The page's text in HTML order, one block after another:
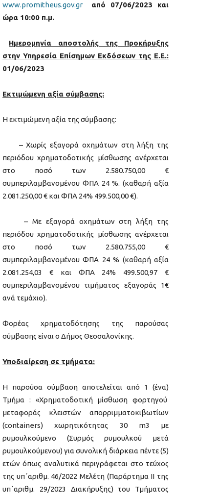
www.promitheus.gov.gr
από 07/06/2023 και
ώρα 10:00 π.μ.
Ημερομηνία αποστολής της Προκήρυξης
στην Υπηρεσία Επίσημων Εκδόσεων της Ε.E.:
01/06/2023
Εκτιμώμενη αξία σύμβασης:
Η εκτιμώμενη αξία της σύμβασης:
­ – Χωρίς εξαγορά οχημάτων στη λήξη της
περιόδου χρηματοδοτικής μίσθωσης ανέρχεται
στο ποσό των 2.580.750,00 €
συμπεριλαμβανομένου ΦΠΑ 24 %. (καθαρή αξία
2.081.250,00 € και ΦΠΑ 24% 499.500,00 €).
­ – Με εξαγορά οχημάτων στη λήξη της
περιόδου χρηματοδοτικής μίσθωσης ανέρχεται
στο ποσό των 2.580.755,00 €
συμπεριλαμβανομένου ΦΠΑ 24 % (καθαρή αξία
2.081.254,03 € και ΦΠΑ 24% 499.500,97 €
συμπεριλαμβανομένου τιμήματος εξαγοράς 1€
ανά τεμάχιο).
Φορέας χρηματοδότησης της παρούσας
σύμβασης είναι ο Δήμος Θεσσαλονίκης.
Υποδιαίρεση σε τμήματα:
Η παρούσα σύμβαση αποτελείται από 1 (ένα)
Τμήμα : «Χρηματοδοτική μίσθωση φορτηγού
μεταφοράς κλειστών απορριμματοκιβωτίων
(containers) χωρητικότητας 30 m3 με
ρυμουλκούμενο (Συρμός ρυμουλκού μετά
ρυμουλκούμενου) για συνολική διάρκεια πέντε (5)
ετών όπως αναλυτικά περιγράφεται στο τεύχος
της υπ΄αριθμ. 46/2022 Μελέτη (Παράρτημα ΙΙ της
υπ΄αριθμ. 29/2023 Διακήρυξης) του Τμήματος